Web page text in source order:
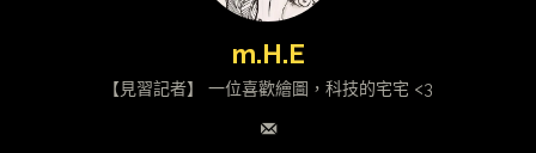
m.H.E
【見習記者】 一位喜歡繪圖，科技的宅宅 <3